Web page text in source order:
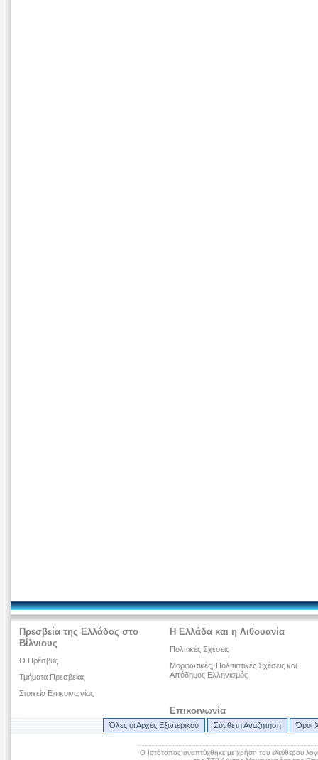
Πρεσβεία της Ελλάδος στο
Βίλνιους
O Πρέσβυς
Τμήματα Πρεσβείας
Στοιχεία Επικοινωνίας
Η Ελλάδα και η Λιθουανία
Πολιτικές Σχέσεις
Μορφωτικές, Πολιτιστικές Σχέσεις και
Απόδημος Ελληνισμός
Επικοινωνία
Όλες οι Αρχές Εξωτερικού Σύνθετη Αναζήτηση Όροι
Ο Ιστότοπος αναπτύχθηκε με χρήση του ελεύθερου